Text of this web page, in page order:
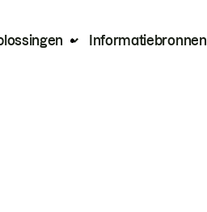
Informatiebronnen